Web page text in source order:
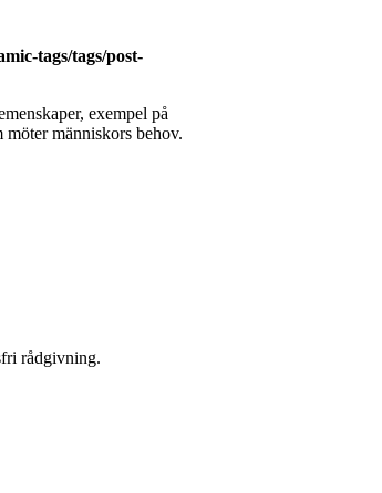
tags/tags/post-
exempel på
människors behov.
rådgivning.